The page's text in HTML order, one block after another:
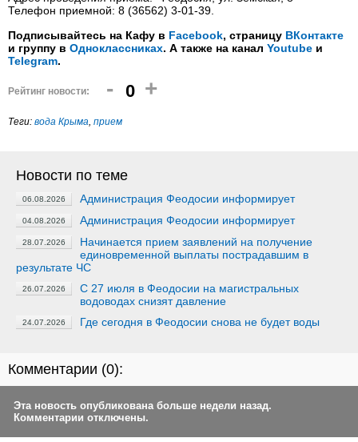
Телефон приемной: 8 (36562) 3-01-39.
Подписывайтесь на Кафу в Facebook, страницу ВКонтакте
и группу в Одноклассниках. А также на канал Youtube и
Telegram.
Рейтинг новости: - 0 +
Теги: вода Крыма, прием
Новости по теме
06.08.2026 Администрация Феодосии информирует
04.08.2026 Администрация Феодосии информирует
28.07.2026
Начинается прием заявлений на получение
единовременной выплаты пострадавшим в
результате ЧС
26.07.2026
С 27 июля в Феодосии на магистральных
водоводах снизят давление
24.07.2026 Где сегодня в Феодосии снова не будет воды
Комментарии (0):
Эта новость опубликована больше недели назад.
Комментарии отключены.